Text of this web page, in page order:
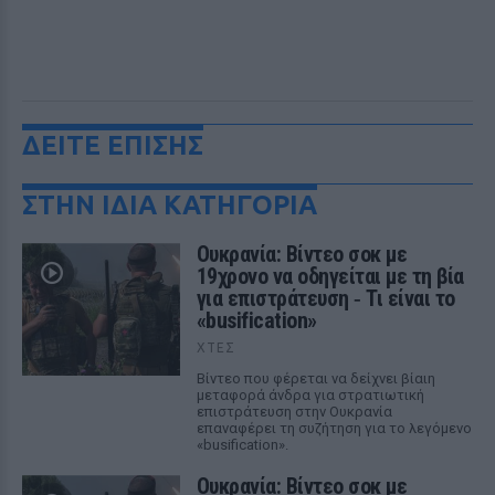
ΔΕΙΤΕ ΕΠΙΣΗΣ
ΣΤΗΝ ΙΔΙΑ ΚΑΤΗΓΟΡΙΑ
Ουκρανία: Βίντεο σοκ με
19χρονο να οδηγείται με τη βία
για επιστράτευση ‑ Τι είναι το
«busification»
ΧΤΕΣ
Βίντεο που φέρεται να δείχνει βίαιη
μεταφορά άνδρα για στρατιωτική
επιστράτευση στην Ουκρανία
επαναφέρει τη συζήτηση για το λεγόμενο
«busification».
Ουκρανία: Βίντεο σοκ με